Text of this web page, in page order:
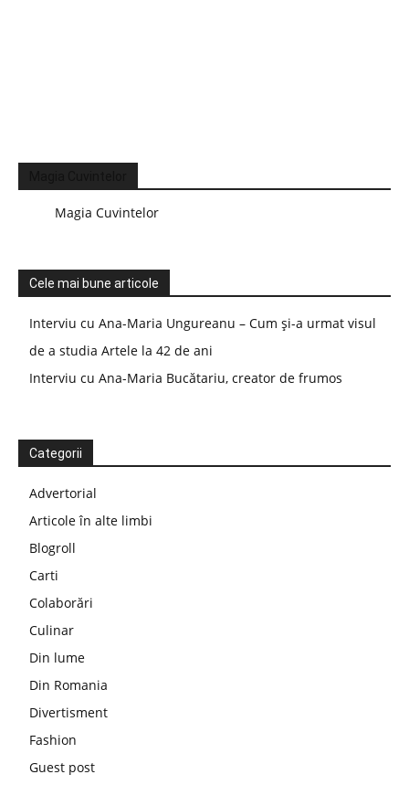
Magia Cuvintelor
Cele mai bune articole
Interviu cu Ana-Maria Ungureanu – Cum și-a urmat visul
de a studia Artele la 42 de ani
Interviu cu Ana-Maria Bucătariu, creator de frumos
Categorii
Advertorial
Articole în alte limbi
Blogroll
Carti
Colaborări
Culinar
Din lume
Din Romania
Divertisment
Fashion
Guest post